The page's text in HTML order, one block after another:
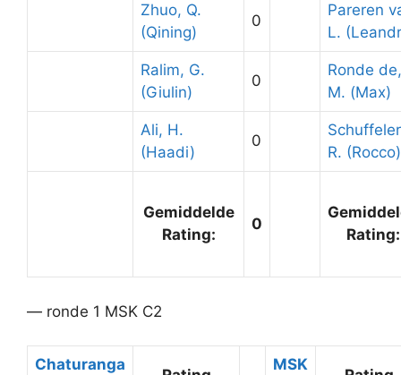
Zhuo, Q.
(Qining)
0
Pareren
L.
Ralim, G.
(Giulin)
0
Ronde de,
M. (Max)
Ali, H.
(Haadi)
0
R. (Rocco)
Gemiddelde
Rating:
0
Rating:
— ronde 1 MSK C2
Chaturanga
MSK